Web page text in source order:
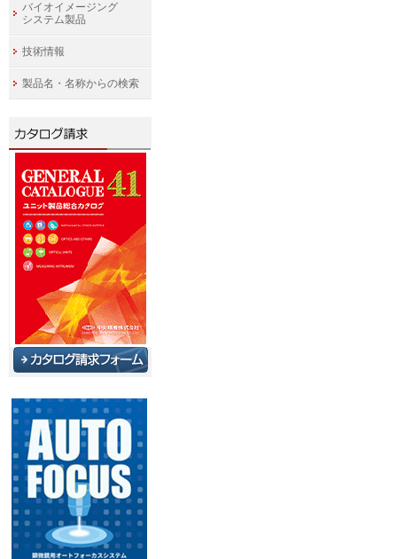
バイオイメージング
システム製品
技術情報
製品名・名称からの検索